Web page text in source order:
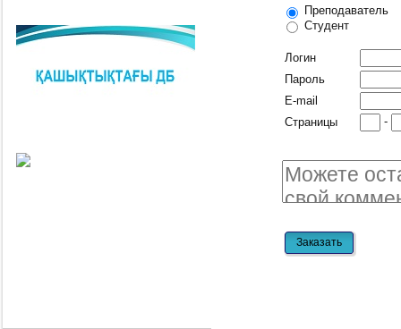
Преподаватель
Студент
Логин
Пароль
E-mail
Страницы
-